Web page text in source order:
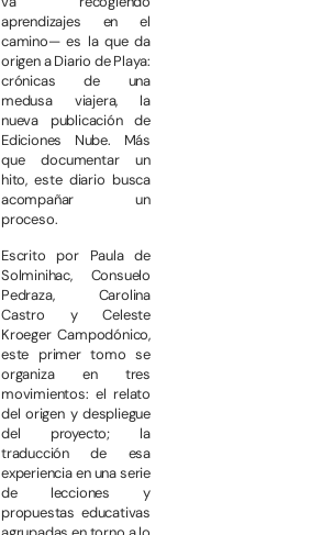
aprendizajes en el
camino— es la que da
origen a Diario de Playa:
crónicas de una
medusa viajera, la
nueva publicación de
Ediciones Nube. Más
que documentar un
hito, este diario busca
acompañar un
proceso.
Escrito por Paula de
Solminihac, Consuelo
Pedraza, Carolina
Castro y Celeste
Kroeger Campodónico,
este primer tomo se
organiza en tres
movimientos: el relato
del origen y despliegue
del proyecto; la
traducción de esa
experiencia en una serie
de lecciones y
propuestas educativas